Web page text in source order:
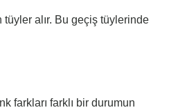
alır. Bu geçiş tüylerinde
farkları farklı bir durumun